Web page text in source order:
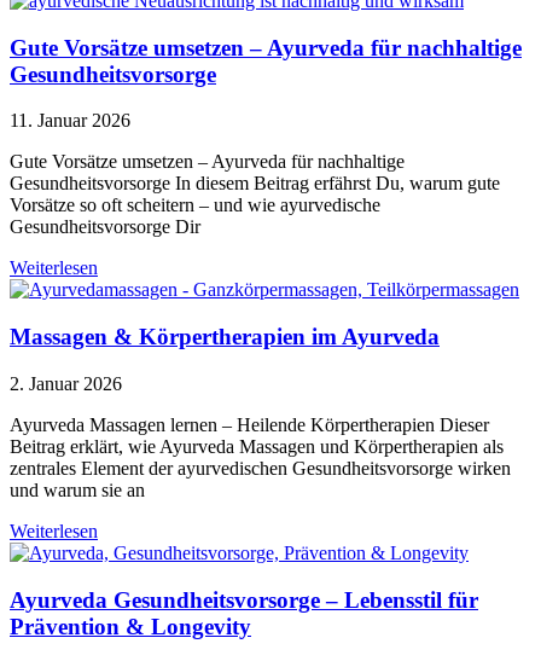
Gute Vorsätze umsetzen – Ayurveda für nachhaltige
Gesundheitsvorsorge
11. Januar 2026
Gute Vorsätze umsetzen – Ayurveda für nachhaltige
Gesundheitsvorsorge In diesem Beitrag erfährst Du, warum gute
Vorsätze so oft scheitern – und wie ayurvedische
Gesundheitsvorsorge Dir
Weiterlesen
Massagen & Körpertherapien im Ayurveda
2. Januar 2026
Ayurveda Massagen lernen – Heilende Körpertherapien Dieser
Beitrag erklärt, wie Ayurveda Massagen und Körpertherapien als
zentrales Element der ayurvedischen Gesundheitsvorsorge wirken
und warum sie an
Weiterlesen
Ayurveda Gesundheitsvorsorge – Lebensstil für
Prävention & Longevity